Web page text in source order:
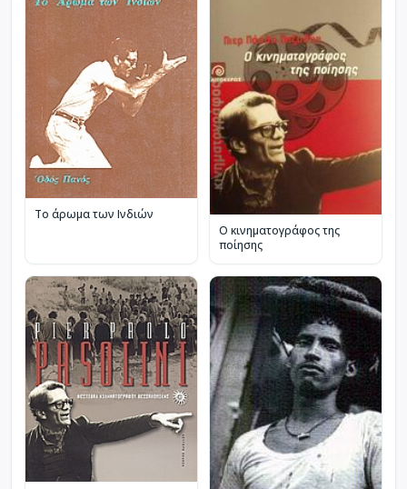
Το άρωμα των Ινδιών
Ο κινηματογράφος της
ποίησης